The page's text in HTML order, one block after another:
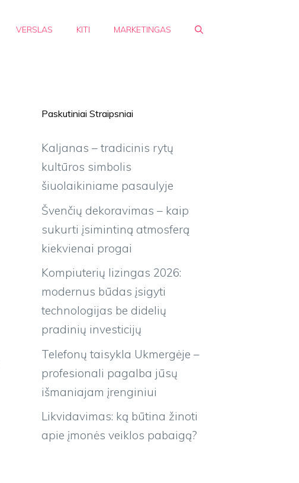
VERSLAS KITI MARKETINGAS
Paskutiniai Straipsniai
Kaljanas – tradicinis rytų
kultūros simbolis
šiuolaikiniame pasaulyje
Švenčių dekoravimas – kaip
sukurti įsimintiną atmosferą
kiekvienai progai
Kompiuterių lizingas 2026:
modernus būdas įsigyti
technologijas be didelių
pradinių investicijų
Telefonų taisykla Ukmergėje –
profesionali pagalba jūsų
išmaniajam įrenginiui
Likvidavimas: ką būtina žinoti
apie įmonės veiklos pabaigą?